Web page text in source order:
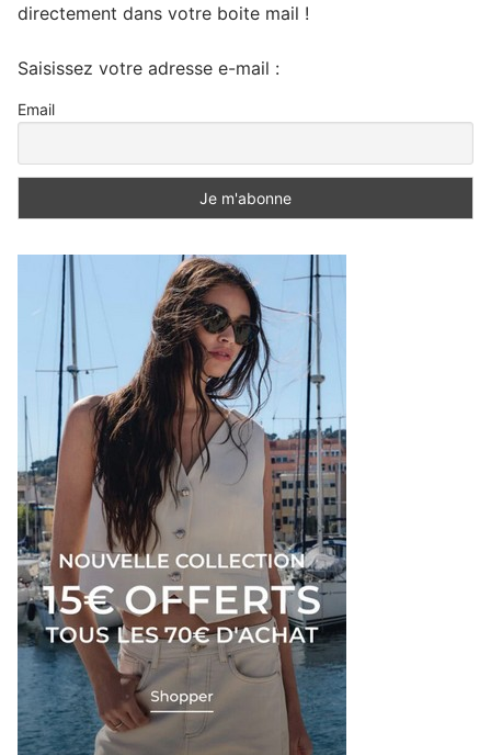
directement dans votre boite mail !
Saisissez votre adresse e-mail :
Email